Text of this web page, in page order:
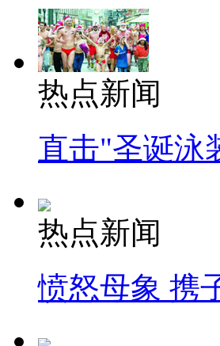
热点新闻
直击"圣诞泳
热点新闻
愤怒母象 携